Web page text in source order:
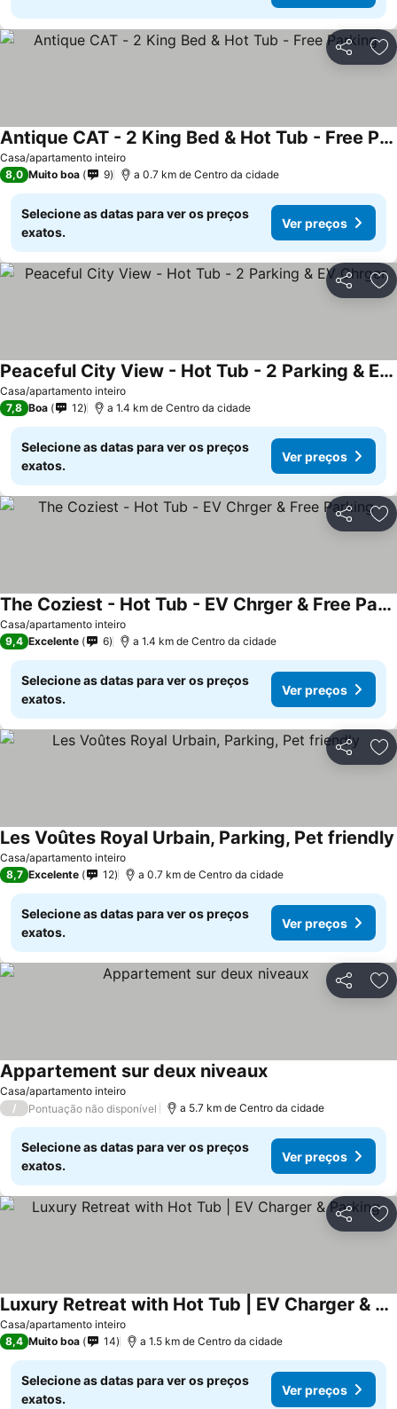
Partilhar
Casa/apartamento inteiro
Antique CAT - 2 King Bed & Hot Tub - Free Parking
8,0 Muito boa 9 a 0.7 km de Centro da cidade
Selecione as datas para ver os preços
exatos.
Ver preços
Partilhar
Casa/apartamento inteiro
Peaceful City View - Hot Tub - 2 Parking & EV Chrger
7,8 Boa 12 a 1.4 km de Centro da cidade
Selecione as datas para ver os preços
exatos.
Ver preços
Partilhar
Casa/apartamento inteiro
The Coziest - Hot Tub - EV Chrger & Free Parking
9,4 Excelente 6 a 1.4 km de Centro da cidade
Selecione as datas para ver os preços
exatos.
Ver preços
Partilhar
Casa/apartamento inteiro
Les Voûtes Royal Urbain, Parking, Pet friendly
8,7 Excelente 12 a 0.7 km de Centro da cidade
Selecione as datas para ver os preços
exatos.
Ver preços
Partilhar
Casa/apartamento inteiro
Appartement sur deux niveaux
/ Pontuação não disponível a 5.7 km de Centro da cidade
Selecione as datas para ver os preços
exatos.
Ver preços
Partilhar
Casa/apartamento inteiro
Luxury Retreat with Hot Tub | EV Charger & Parking
8,4 Muito boa 14 a 1.5 km de Centro da cidade
Selecione as datas para ver os preços
exatos.
Ver preços